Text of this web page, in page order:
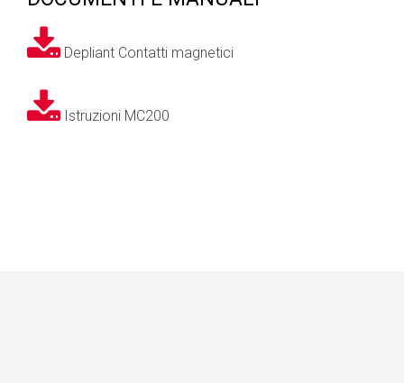
Depliant Contatti magnetici
Istruzioni MC200